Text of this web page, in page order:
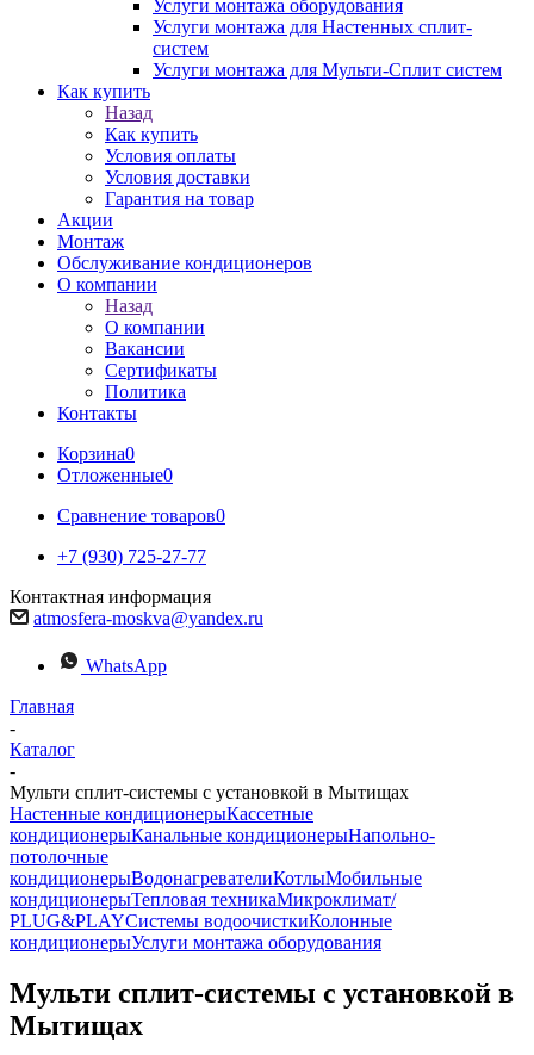
Услуги монтажа оборудования
Услуги монтажа для Настенных сплит-
систем
Услуги монтажа для Мульти-Сплит систем
Как купить
Назад
Как купить
Условия оплаты
Условия доставки
Гарантия на товар
Акции
Монтаж
Обслуживание кондиционеров
О компании
Назад
О компании
Вакансии
Сертификаты
Политика
Контакты
Корзина0
Отложенные0
Сравнение товаров0
+7 (930) 725-27-77
Контактная информация
atmosfera-moskva@yandex.ru
WhatsApp
Главная
-
Каталог
-
Мульти сплит-системы с установкой в Мытищах
Настенные кондиционерыКассетные
кондиционерыКанальные кондиционерыНапольно-
потолочные
кондиционерыВодонагревателиКотлыМобильные
кондиционерыТепловая техникаМикроклимат/
PLUG&PLAYСистемы водоочисткиКолонные
кондиционерыУслуги монтажа оборудования
Мульти сплит-системы с установкой в
Мытищах